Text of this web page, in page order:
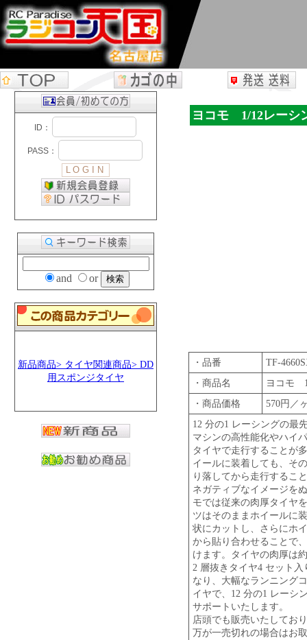
and or
新品商品> タイヤ関連商品> DD
用スポンジタイヤ
ヨコモ 1/12レーシ
・品番
TF-
・商品名
ヨコモ
・商品価格
570円／
12 分の1 レーシングの最
マシンの高性能化やハイ
タイヤで走行することが
イールに装着しても、そ
り落してから走行するこ
ネガティブなイメージを
モでは従来の肉厚タイヤ
ツはそのままホイールに
状にカットし、さらにホ
から貼り合わせることで
けます。タイヤの肉厚は
2 層抜きタイヤ4 セット
なり、大幅なランニング
イヤで、12 分の1 レーシ
サポートいたします。
店頭でも販売いたしてお
万が一売切れの場合はお